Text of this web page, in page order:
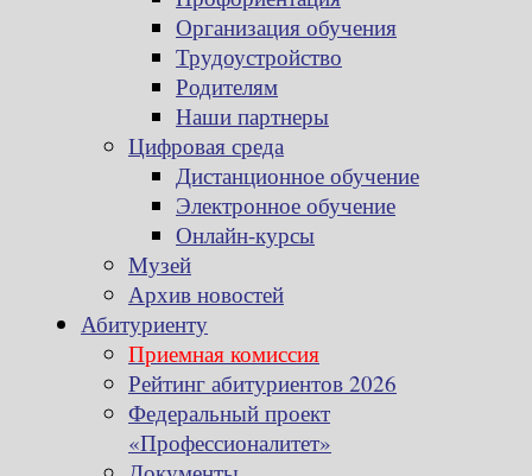
Организация обучения
Трудоустройство
Родителям
Наши партнеры
Цифровая среда
Дистанционное обучение
Электронное обучение
Онлайн-курсы
Музей
Архив новостей
Абитуриенту
Приемная комиссия
Рейтинг абитуриентов 2026
Федеральный проект
«Профессионалитет»